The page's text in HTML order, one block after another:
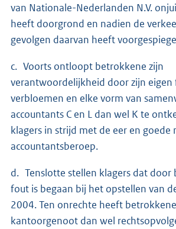
van Nationale-Nederlanden N.V.
heeft doorgrond en nadien de
gevolgen daarvan heeft
c. Voorts ontloopt betrokkene zijn
verantwoordelijkheid door zijn eigen
verbloemen en elke vorm van
accountants C en L dan wel K te
klagers in strijd met de eer en goede
accountantsberoep.
d. Tenslotte stellen klagers dat door
fout is begaan bij het opstellen van
2004. Ten onrechte heeft
kantoorgenoot dan wel